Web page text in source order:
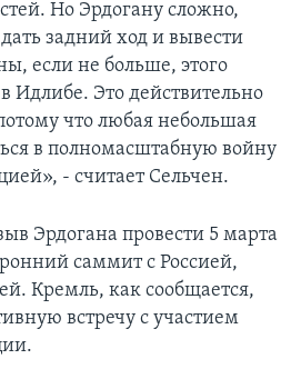
Но Эрдогану сложно,
задний ход и вывести
если не больше, этого
Идлибе. Это действительно
что любая небольшая
в полномасштабную войну
- считает Сельчен.
Эрдогана провести 5 марта
саммит с Россией,
Кремль, как сообщается,
встречу с участием